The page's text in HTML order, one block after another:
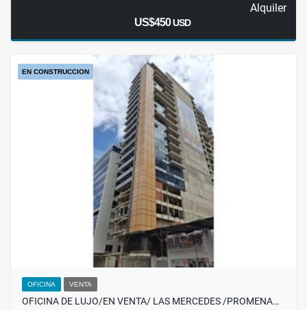
Alquiler
US$450USD
EN CONSTRUCCION
OFICINA VENTA
OFICINA DE LUJO/EN VENTA/ LAS MERCEDES /PROMENA…